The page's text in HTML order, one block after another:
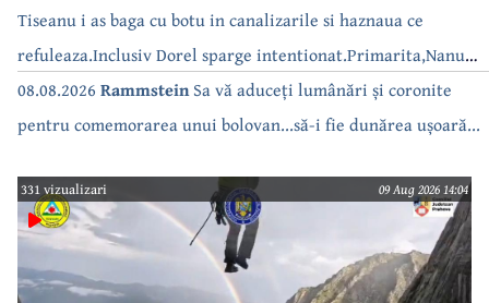
Tiseanu i as baga cu botu in canalizarile si haznaua ce
refuleaza.Inclusiv Dorel sparge intentionat.Primarita,Nanu
bea apa de la robinet.Asta as intreba o si pe Izabel Mitrea
08.08.2026 RammsteinSa vă aduceți lumânări și coronite
pentru comemorarea unui bolovan...să-i fie dunărea ușoară...
331 vizualizari 09 Aug 2026 14:04